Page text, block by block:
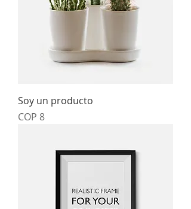
Soy un producto
Price
COP 8